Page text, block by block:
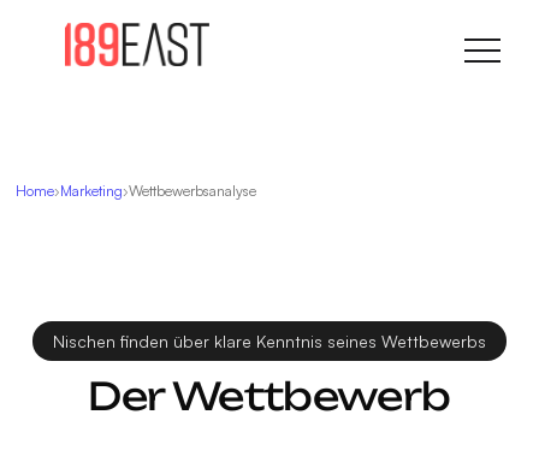
Home Marketing Wettbewerbsanalyse
Nischen finden über klare Kenntnis seines Wettbewerbs
Der Wettbewerb